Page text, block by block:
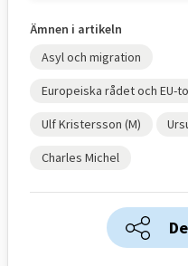
Ämnen i artikeln
Asyl och migration
Europeiska rådet och EU-
Ulf Kristersson (M)
Charles Michel